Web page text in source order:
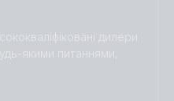
(conn)
(front)
дилери
якими питаннями,